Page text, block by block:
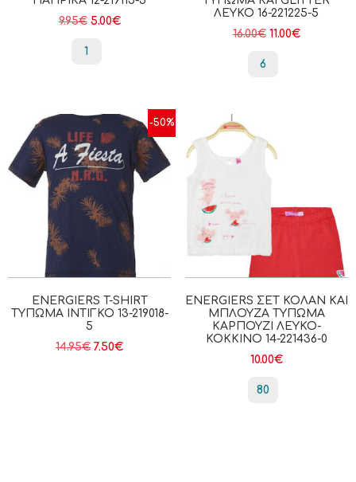
9.95€ 5.00€
1
ΛΕΥΚΟ 16-221225-5
16.00€ 11.00€
6
-50%
ENERGIERS T-SHIRT
ΤΎΠΩΜΑ ΙΝΤΙΓΚΟ 13-219018-
5
14.95€ 7.50€
ENERGIERS ΣΕΤ ΚΟΛΆΝ ΚΑΙ
ΜΠΛΟΎΖΑ ΤΎΠΩΜΑ
ΚΑΡΠΟΎΖΙ ΛΕΥΚΌ-
ΚΌΚΚΙΝΟ 14-221436-0
10.00€
80